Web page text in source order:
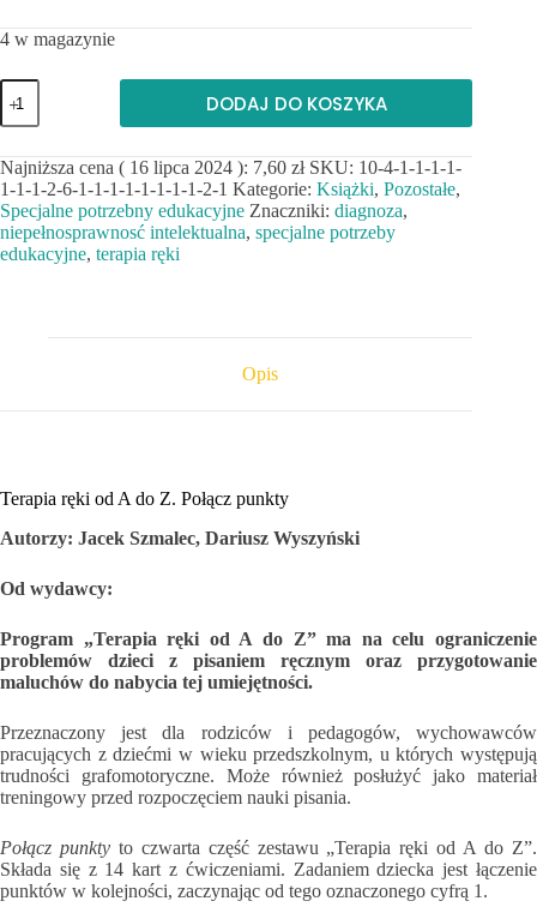
4 w magazynie
ilość
Terapia
ręki
A
do
Z.
Połącz
punkty
DODAJ DO KOSZYKA
Najniższa cena ( 16 lipca 2024 ): 7,60 zł SKU: 10-4-1-1-1-1-
1-1-1-2-6-1-1-1-1-1-1-1-1-2-1 Kategorie: Książki, Pozostałe,
Specjalne potrzebny edukacyjne Znaczniki: diagnoza,
niepełnosprawnosć intelektualna, specjalne potrzeby
edukacyjne, terapia ręki
Opis
Terapia ręki od A do Z. Połącz punkty
Autorzy: Jacek Szmalec, Dariusz Wyszyński
Od wydawcy:
Program „Terapia ręki od A do Z” ma na celu ograniczenie
problemów dzieci z pisaniem ręcznym oraz przygotowanie
maluchów do nabycia tej umiejętności.
Przeznaczony jest dla rodziców i pedagogów, wychowawców
pracujących z dziećmi w wieku przedszkolnym, u których występują
trudności grafomotoryczne. Może również posłużyć jako materiał
treningowy przed rozpoczęciem nauki pisania.
Połącz punktyto czwarta część zestawu „Terapia ręki od A do Z”.
Składa się z 14 kart z ćwiczeniami. Zadaniem dziecka jest łączenie
punktów w kolejności, zaczynając od tego oznaczonego cyfrą 1.